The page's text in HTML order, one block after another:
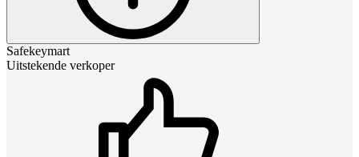
Safekeymart
Uitstekende verkoper